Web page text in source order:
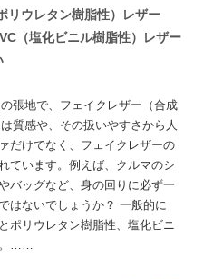
リウレタン樹脂性）レザー
（塩化ビニル樹脂性）レザー
張地で、フェイクレザー（合成
質感や、その扱いやすさから人
だけでなく、フェイクレザーの
ています。例えば、クルマのシ
バッグなど、身の回りに必ず一
はないでしょうか？ 一般的に
ポリウレタン樹脂性、塩化ビニ
……